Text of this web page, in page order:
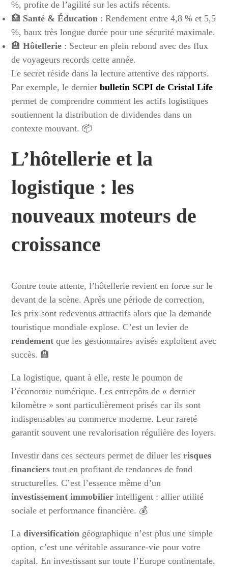
%, profite de l’agilité sur les actifs récents.
🏥 Santé & Éducation : Rendement entre 4,8 % et 5,5
%, baux très longue durée pour une sécurité maximale.
🏨Hôtellerie : Secteur en plein rebond avec des flux
de voyageurs records cette année.
Le secret réside dans la lecture attentive des rapports.
Par exemple, le dernierbulletin SCPI de Cristal Life
permet de comprendre comment les actifs logistiques
soutiennent la distribution de dividendes dans un
contexte mouvant. 📦
L’hôtellerie et la
logistique : les
nouveaux moteurs de
croissance
Contre toute attente, l’hôtellerie revient en force sur le
devant de la scène. Après une période de correction,
les prix sont redevenus attractifs alors que la demande
touristique mondiale explose. C’est un levier de
rendement que les gestionnaires avisés exploitent avec
succès. 🏨
La logistique, quant à elle, reste le poumon de
l’économie numérique. Les entrepôts de « dernier
kilomètre » sont particulièrement prisés car ils sont
indispensables au commerce moderne. Leur rareté
garantit souvent une revalorisation régulière des loyers.
Investir dans ces secteurs permet de diluer lesrisques
financiers tout en profitant de tendances de fond
structurelles. C’est l’essence même d’un
investissement immobilier intelligent : allier utilité
sociale et performance financière. 💰
Ladiversification géographique n’est plus une simple
option, c’est une véritable assurance-vie pour votre
capital. En investissant sur toute l’Europe continentale,